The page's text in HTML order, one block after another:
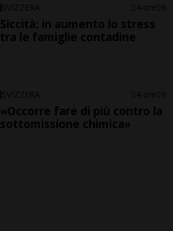
SVIZZERA 4 ore 9
Siccità: in aumento lo stress
tra le famiglie contadine
SVIZZERA 4 ore 9
«Occorre fare di più contro la
sottomissione chimica»